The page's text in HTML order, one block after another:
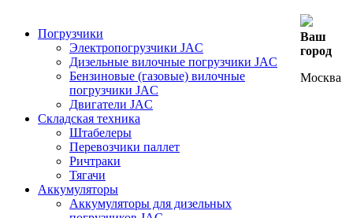
Погрузчики
Электропогрузчики JAC
Дизельные вилочные погрузчики JAC
Бензиновые (газовые) вилочные
погрузчики JAC
Двигатели JAC
Складская техника
Штабелеры
Перевозчики паллет
Ричтраки
Тягачи
Аккумуляторы
Аккумуляторы для дизельных
Ваш
город
Москва